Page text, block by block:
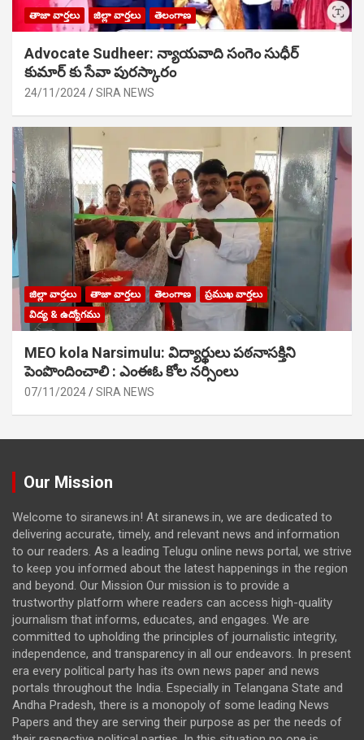
తాజా వార్తలు జిల్లా వార్తలు తెలంగాణ
Advocate Sudheer: న్యాయవాది సంగెం సుధీర్
కుమార్ కు సేవా పురస్కారం
24/11/2024 SIRA NEWS
జిల్లా వార్తలు తాజా వార్తలు తెలంగాణ
ప్రముఖ వార్తలు
విద్య & ఉద్యోగము
MEO kola Narsimulu: విద్యార్థులు పఠ‌నాసక్తిని
పెంపొందించాలి : ఎంఈఓ కోల నర్సింలు
07/11/2024 SIRA NEWS
Our Mission
Welcome to siranews.in! At siranews.in, we are dedicated to
delivering accurate, timely, and relevant news and information
to our readers. As a leading Telugu online news portal, we strive
to keep you informed about the latest happenings in the region
and beyond. Our Mission Our mission is to provide a
trustworthy platform where readers can access high-quality
journalism that informs, educates, and engages. We are
committed to upholding the principles of journalistic integrity,
independence, and transparency in all our endeavors. In present
era every political party has its own news paper and news
portals throughout the India. Especially in Telangana State and
Andha Pradesh, there is a monopoly of some leading News
Papers and they are serving their purpose as per the needs of